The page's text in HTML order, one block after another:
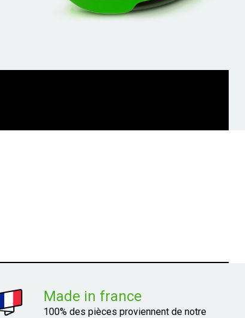
Made in france
100% des pièces proviennent de notre